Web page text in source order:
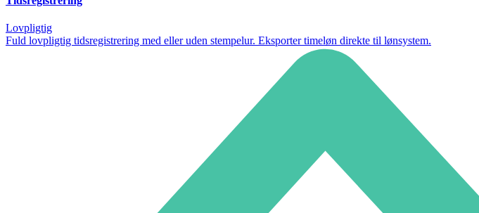
Lovpligtig
Fuld lovpligtig tidsregistrering med eller uden stempelur. Eksporter timeløn direkte til lønsystem.